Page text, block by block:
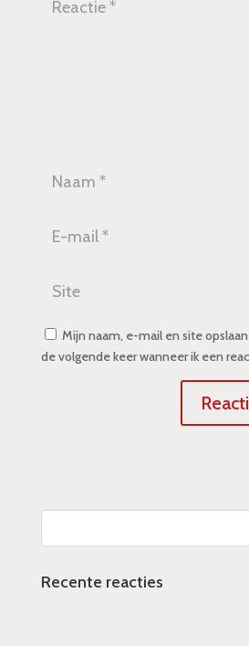
Mijn naam, e-mail en site
de volgende keer wanneer ik een
Recente reacties